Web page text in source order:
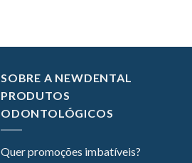
SOBRE A NEWDENTAL
PRODUTOS
ODONTOLÓGICOS
Quer promoções imbatíveis?